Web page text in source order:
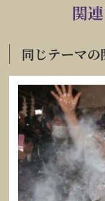
関
同じテーマの